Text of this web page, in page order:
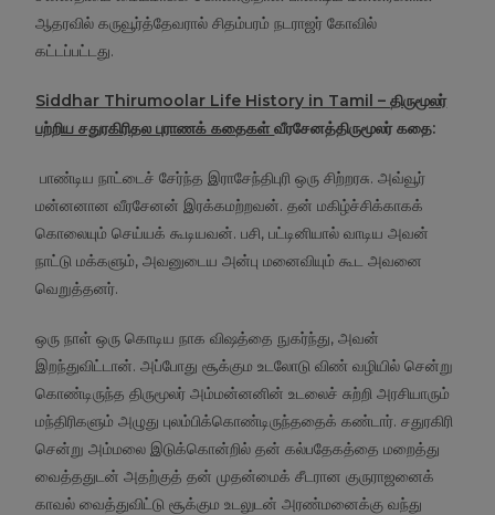
ஆதரவில் கருவூர்த்தேவரால் சிதம்பரம் நடராஜர் கோவில்
கட்டப்பட்டது.
Siddhar Thirumoolar Life History in Tamil –திருமூலர்
பற்றிய சதுரகிரிதல புராணக் கதைகள்வீரசேனத்திருமூலர் கதை:
பாண்டிய நாட்டைச் சேர்ந்த இராசேந்திபுரி ஒரு சிற்றரசு. அவ்வூர்
மன்னனான வீரசேனன் இரக்கமற்றவன். தன் மகிழ்ச்சிக்காகக்
கொலையும் செய்யக் கூடியவன். பசி, பட்டினியால் வாடிய அவன்
நாட்டு மக்களும், அவனுடைய அன்பு மனைவியும் கூட அவனை
வெறுத்தனர்.
ஒரு நாள் ஒரு கொடிய நாக விஷத்தை நுகர்ந்து, அவன்
இறந்துவிட்டான். அப்போது சூக்கும உடலோடு விண் வழியில் சென்று
கொண்டிருந்த திருமூலர் அம்மன்னனின் உடலைச் சுற்றி அரசியாரும்
மந்திரிகளும் அழுது புலம்பிக்கொண்டிருந்ததைக் கண்டார். சதுரகிரி
சென்று அம்மலை இடுக்கொன்றில் தன் கல்பதேகத்தை மறைத்து
வைத்ததுடன் அதற்குத் தன் முதன்மைக் சீடரான குருராஜனைக்
காவல் வைத்துவிட்டு சூக்கும உடலுடன் அரண்மனைக்கு வந்து